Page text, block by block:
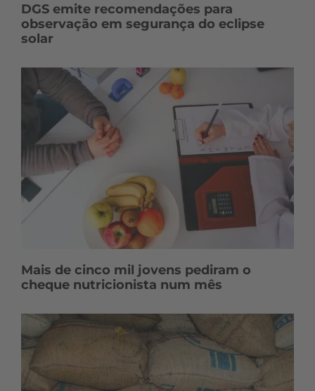
DGS emite recomendações para
observação em segurança do eclipse
solar
Mais de cinco mil jovens pediram o
cheque nutricionista num mês